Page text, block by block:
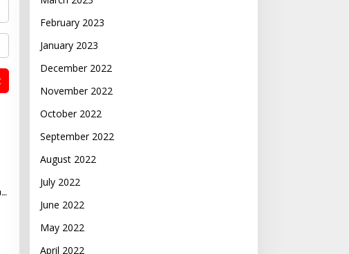
February 2023
January 2023
December 2022
November 2022
October 2022
September 2022
August 2022
July 2022
June 2022
May 2022
April 2022